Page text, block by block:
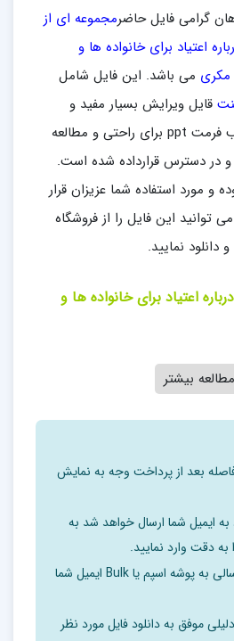
گرامی فایل حاضرمجموعه ای از
اعتیاد برای خانواده ها و
مکری می باشد. این فایل شامل
قایل ویرایش بسیار مفید و
ارزنده می باشد و در قالب فرمت ppt برای راحتی و مطالعه
و در دسترس قرارداده شده است.
و مورد استفاده شما عزیزان قرار
توانید این فایل را از فروشگاه
نمایید.
اعتیاد برای خانواده ها و
هایی دارند؟
گذارد؟
خود را نمی پذیرند؟
برخورد کرد؟
به درمان به آنها فشار آورد؟
مطالعه بیشتر
بعد از پرداخت وجه به نمایش
ایمیل شما ارسال خواهد شد به
دقت وارد نمایید.
ممکن است ایمیل ارسالی به پوشه اسپم یا Bulk ایمیل شما
موفق به دانلود فایل مورد نظر